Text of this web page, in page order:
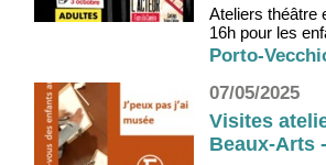
Ateliers théâtre
16h pour les
Porto-
07/05/2025
Visites
Beaux-Arts